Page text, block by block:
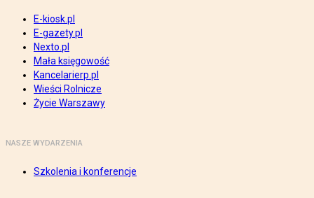
E-kiosk.pl
E-gazety.pl
Nexto.pl
Mała księgowość
Kancelarierp.pl
Wieści Rolnicze
Życie Warszawy
NASZE WYDARZENIA
Szkolenia i konferencje